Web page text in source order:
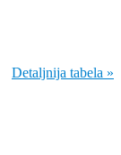
Detaljnija tabela »